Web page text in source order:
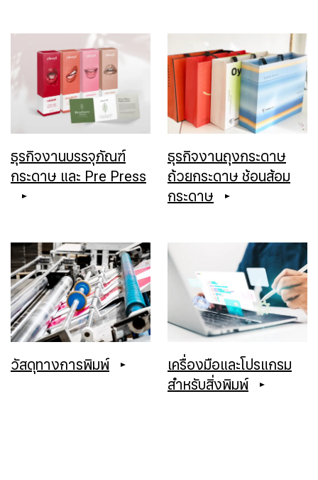
ธุรกิจงานบรรจุภัณฑ์
กระดาษ และ Pre Press
ธุรกิจงานถุงกระดาษ
ถ้วยกระดาษ ช้อนส้อม
กระดาษ
วัสดุทางการพิมพ์
เครื่องมือและโปรแกรม
สำหรับสิ่งพิมพ์